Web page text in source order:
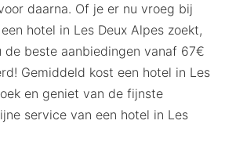
daarna. Of je er nu vroeg bij
hotel in Les Deux Alpes zoekt,
de beste aanbiedingen vanaf 67€
Gemiddeld kost een hotel in Les
en geniet van de fijnste
service van een hotel in Les